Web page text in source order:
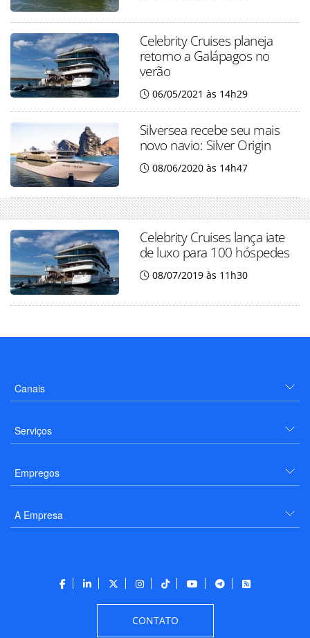
Celebrity Cruises planeja
retorno a Galápagos no
verão
06/05/2021 às 14h29
Silversea recebe seu mais
novo navio: Silver Origin
08/06/2020 às 14h47
Celebrity Cruises lança iate
de luxo para 100 hóspedes
08/07/2019 às 11h30
Canais
Serviços
Empregos
A Empresa
CONTATO